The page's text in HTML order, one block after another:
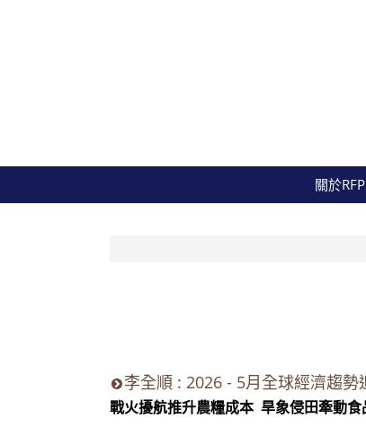
關於RFP
李全順 : 2026 - 5月全球經濟趨勢
戰火擾航推升農糧成本 旱象侵田牽動食